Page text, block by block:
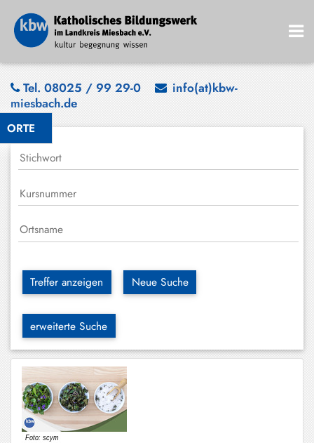
ORTE
Tel. 08025 / 99 29-0
info(at)kbw-
miesbach.de
Treffer anzeigen Neue Suche
erweiterte Suche
Bad
Wiessee
Bayrischzell
Darching
Elbach
Großhartpenning
Hausham
Holzkirchen
Hundham
Irschenberg
Kreuth
Leitzachtal
Miesbach